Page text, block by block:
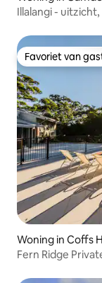
Illalangi -
Favoriet van
Favoriet van
Woning in Coffs
Fern Ridge